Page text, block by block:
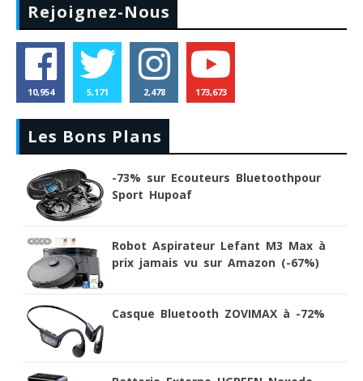
Rejoignez-Nous
10,954 5,171 2,478 173,673
Les Bons Plans
-73% sur Ecouteurs Bluetoothpour
Sport Hupoaf
Robot Aspirateur Lefant M3 Max à
prix jamais vu sur Amazon (-67%)
Casque Bluetooth ZOVIMAX à -72%